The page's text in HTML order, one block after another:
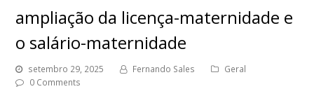
ampliação da licença-maternidade e
o salário-maternidade
setembro 29, 2025 Fernando Sales
Geral
0 Comments